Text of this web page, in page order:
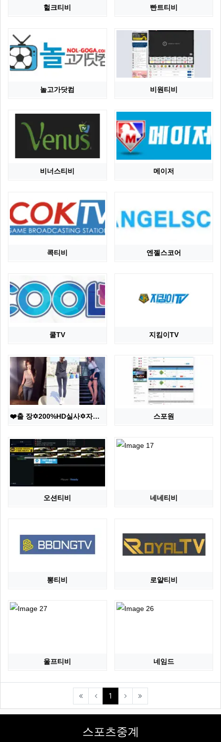
헐크티비 빤트티비
놀고가닷컴 비원티비
비너스티비 메이저
콕티비 엔젤스코어
쿨TV 지킴이TV
❤️출 장✡️200%HD실사✡️자연산↘슬림↗가슴✅실물초… 스포원
오션티비 네네티비
뽕티비 로얄티비
울프티비 네임드
1 (current)
스포츠중계